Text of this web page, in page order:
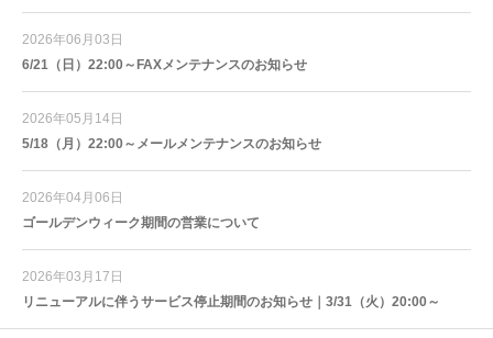
2026年06月03日
6/21（日）22:00～FAXメンテナンスのお知らせ
2026年05月14日
5/18（月）22:00～メールメンテナンスのお知らせ
2026年04月06日
ゴールデンウィーク期間の営業について
2026年03月17日
リニューアルに伴うサービス停止期間のお知らせ｜3/31（火）20:00～